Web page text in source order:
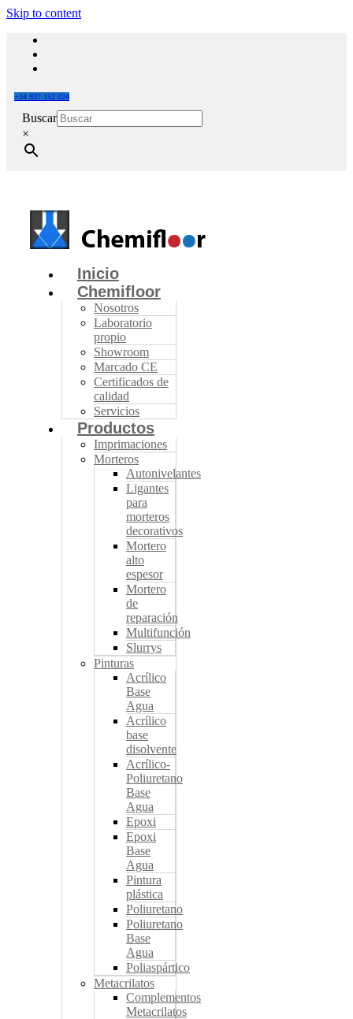
Skip to content
+34 937 152 024
Buscar
×
Inicio
Chemifloor
Nosotros
Laboratorio
propio
Showroom
Marcado CE
Certificados de
calidad
Servicios
Productos
Imprimaciones
Morteros
Autonivelantes
Ligantes
para
morteros
decorativos
Mortero
alto
espesor
Mortero
de
reparación
Multifunción
Slurrys
Pinturas
Acrílico
Base
Agua
Acrílico
base
disolvente
Acrílico-
Poliuretano
Base
Agua
Epoxi
Epoxi
Base
Agua
Pintura
plástica
Poliuretano
Poliuretano
Base
Agua
Poliaspártico
Metacrilatos
Complementos
Metacrilatos